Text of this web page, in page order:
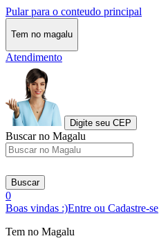
Pular para o conteudo principal
Tem no magalu
Atendimento
Digite seu CEP
Buscar no Magalu
Buscar
0
Boas vindas :)Entre ou Cadastre-se
Tem no Magalu